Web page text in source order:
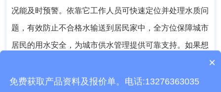
况能及时预警。依靠它工作人员可快速定位并处理水质问
题，有效防止不合格水输送到居民家中，全方位保障城市
居民的用水安全，为城市供水管理提供可靠支持。如果想
13276363312）。
产品包含安装吗？
×
免费获取产品资料及报价单。电话:13276363035